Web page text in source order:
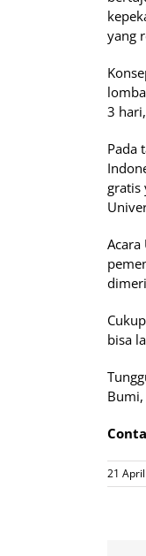
yang
3
Pada
gratis
bisa
21